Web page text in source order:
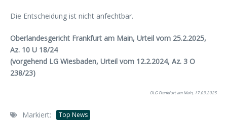
Die Entscheidung ist nicht anfechtbar.
Oberlandesgericht Frankfurt am Main, Urteil vom 25.2.2025,
Az. 10 U 18/24
(vorgehend LG Wiesbaden, Urteil vom 12.2.2024, Az. 3 O
238/23)
OLG Frankfurt am Main, 17.03.2025
Markiert: Top News